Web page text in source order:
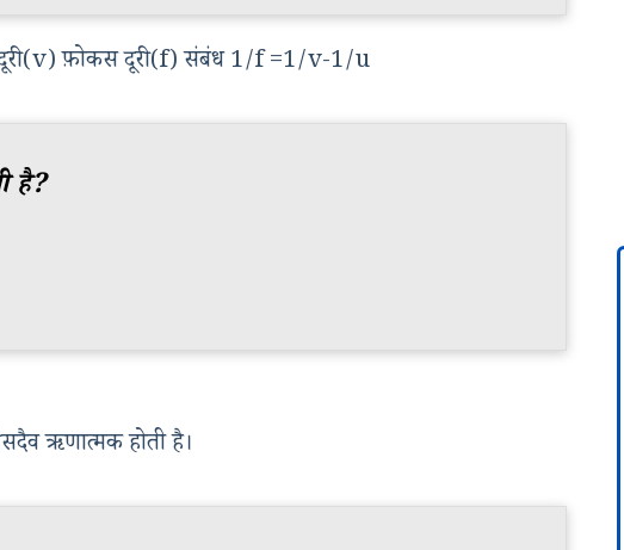
दूरी (v) फ़ोकस दूरी (f) संबंध 1/f =1/v-1/u
है?
ऋणात्मक होती है।